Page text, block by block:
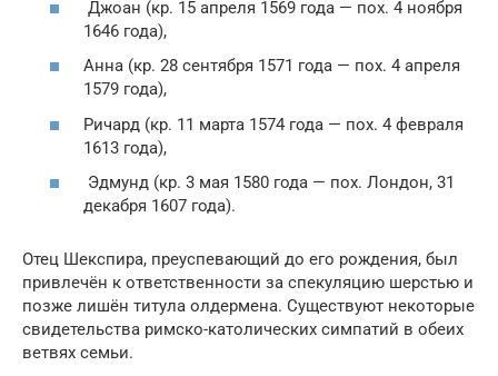
Джоан (кр. 15 апреля 1569 года — пох. 4 ноября
1646 года),
Анна (кр. 28 сентября 1571 года — пох. 4 апреля
1579 года),
Ричард (кр. 11 марта 1574 года — пох. 4 февраля
1613 года),
Эдмунд (кр. 3 мая 1580 года — пох. Лондон, 31
декабря 1607 года).
Отец Шекспира, преуспевающий до его рождения, был
привлечён к ответственности за спекуляцию шерстью и
позже лишён титула олдермена. Существуют некоторые
свидетельства римско-католических симпатий в обеих
ветвях семьи.